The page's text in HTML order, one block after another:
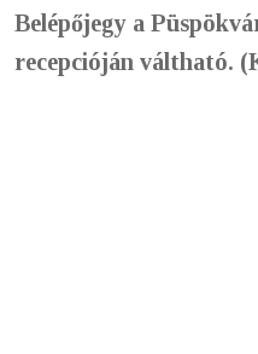
Belépőjegy a
recepcióján váltható.